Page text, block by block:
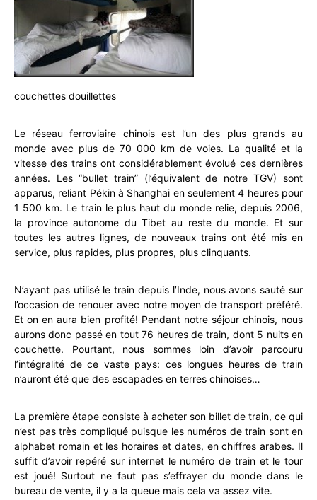
couchettes douillettes
Le réseau ferroviaire chinois est l’un des plus grands au
monde avec plus de 70 000 km de voies. La qualité et la
vitesse des trains ont considérablement évolué ces dernières
années. Les “bullet train” (l’équivalent de notre TGV) sont
apparus, reliant Pékin à Shanghai en seulement 4 heures pour
1 500 km. Le train le plus haut du monde relie, depuis 2006,
la province autonome du Tibet au reste du monde. Et sur
toutes les autres lignes, de nouveaux trains ont été mis en
service, plus rapides, plus propres, plus clinquants.
N’ayant pas utilisé le train depuis l’Inde, nous avons sauté sur
l’occasion de renouer avec notre moyen de transport préféré.
Et on en aura bien profité! Pendant notre séjour chinois, nous
aurons donc passé en tout 76 heures de train, dont 5 nuits en
couchette. Pourtant, nous sommes loin d’avoir parcouru
l’intégralité de ce vaste pays: ces longues heures de train
n’auront été que des escapades en terres chinoises…
La première étape consiste à acheter son billet de train, ce qui
n’est pas très compliqué puisque les numéros de train sont en
alphabet romain et les horaires et dates, en chiffres arabes. Il
suffit d’avoir repéré sur internet le numéro de train et le tour
est joué! Surtout ne faut pas s’effrayer du monde dans le
bureau de vente, il y a la queue mais cela va assez vite.